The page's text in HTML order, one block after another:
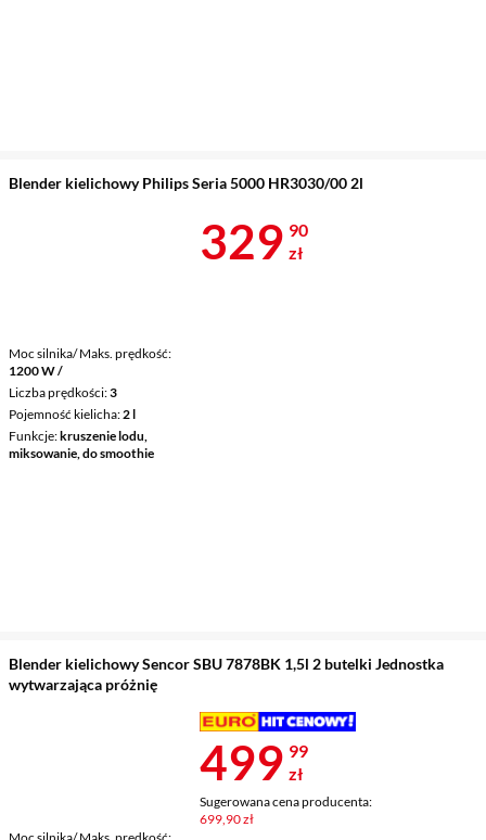
Blender kielichowy Philips Seria 5000 HR3030/00 2l
Moc silnika/ Maks. prędkość
1200 W /
Liczba prędkości 3
Pojemność kielicha 2 l
Funkcje kruszenie lodu,
miksowanie, do smoothie
Cena 329,90
329 90
zł
Blender kielichowy Sencor SBU 7878BK 1,5l 2 butelki Jednostka
wytwarzająca próżnię
Cena 499,99
499 99
zł
Sugerowana cena producenta:
699,90 zł